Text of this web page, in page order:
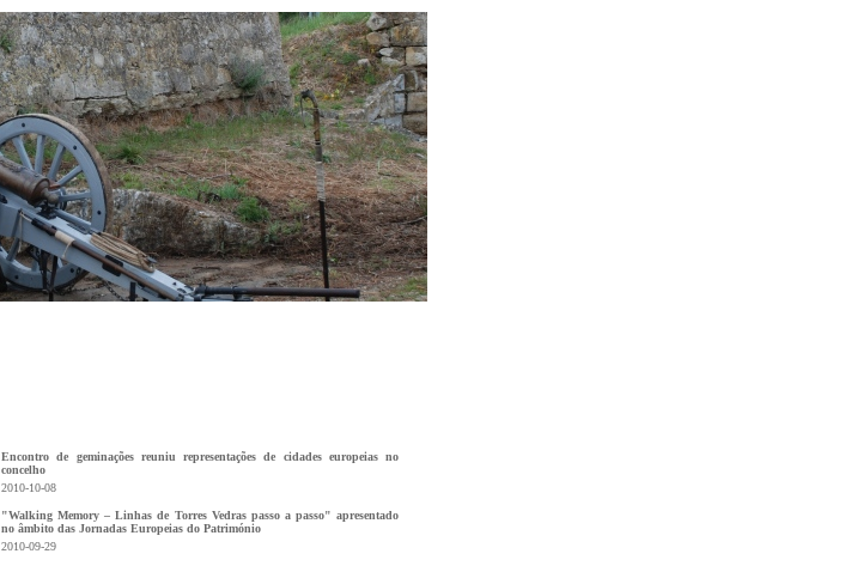
Encontro de geminações reuniu representações de cidades europeias no
concelho
2010-10-08
"Walking Memory – Linhas de Torres Vedras passo a passo" apresentado
no âmbito das Jornadas Europeias do Património
2010-09-29